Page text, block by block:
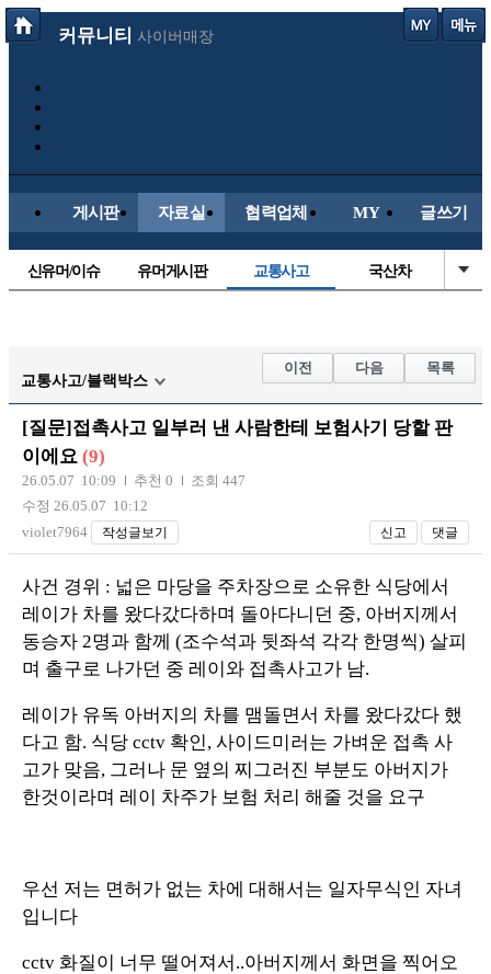
커뮤니티 사이버매장
게시판 자료실 협력업체 MY 글쓰기
신유머/이슈 유머게시판 교통사고 국산차
자유사진 군사/무기
트럭/버스 항공/해운/철도
장착시공사진
교통사고/블랙박스
이전 다음 목록
[질문]접촉사고 일부러 낸 사람한테 보험사기 당할 판
이에요 (9)
26.05.07 10:09 추천 0
조회 447
수정 26.05.07 10:12
violet7964
작성글보기 신고 댓글
사건 경위 : 넓은 마당을 주차장으로 소유한 식당에서
레이가 차를 왔다갔다하며 돌아다니던 중, 아버지께서
동승자 2명과 함께 (조수석과 뒷좌석 각각 한명씩) 살피
며 출구로 나가던 중 레이와 접촉사고가 남.
레이가 유독 아버지의 차를 맴돌면서 차를 왔다갔다 했
다고 함. 식당 cctv 확인, 사이드미러는 가벼운 접촉 사
고가 맞음, 그러나 문 옆의 찌그러진 부분도 아버지가
한것이라며 레이 차주가 보험 처리 해줄 것을 요구
우선 저는 면허가 없는 차에 대해서는 일자무식인 자녀
입니다
cctv 화질이 너무 떨어져서..아버지께서 화면을 찍어오